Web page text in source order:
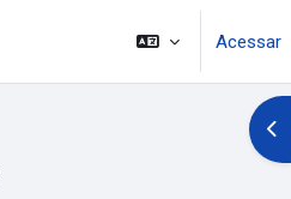
Acessar